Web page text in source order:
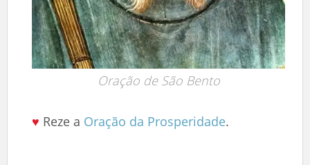
Oração de São Bento
♥ Reze a Oração da Prosperidade.